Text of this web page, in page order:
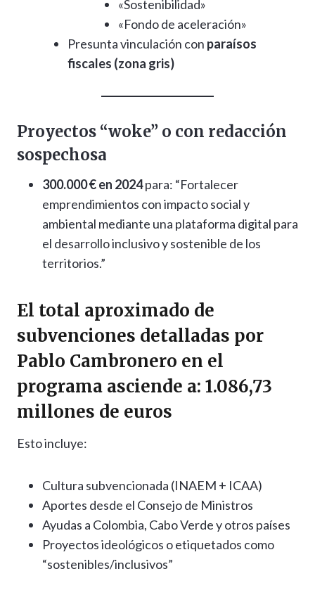
«Sostenibilidad»
«Fondo de aceleración»
Presunta vinculación con paraísos
fiscales (zona gris)
Proyectos “woke” o con redacción
sospechosa
300.000 € en 2024para: “Fortalecer
emprendimientos con impacto social y
ambiental mediante una plataforma digital para
el desarrollo inclusivo y sostenible de los
territorios.”
El total aproximado de
subvenciones detalladas por
Pablo Cambronero en el
programa asciende a: 1.086,73
millones de euros
Esto incluye:
Cultura subvencionada (INAEM + ICAA)
Aportes desde el Consejo de Ministros
Ayudas a Colombia, Cabo Verde y otros países
Proyectos ideológicos o etiquetados como
“sostenibles/inclusivos”